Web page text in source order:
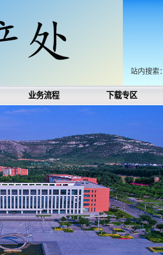
站内搜索：
业务流程 下载专区